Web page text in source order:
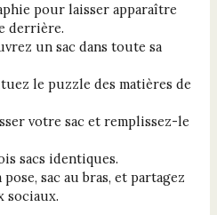
pour laisser apparaître
derrière.
un sac dans toute sa
le puzzle des matières de
votre sac et remplissez-le
sacs identiques.
sac au bras, et partagez
sociaux.